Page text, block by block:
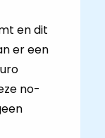
en dit
er een
no-